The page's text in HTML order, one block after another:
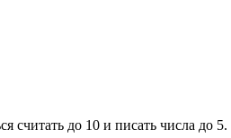
до 10 и писать числа до